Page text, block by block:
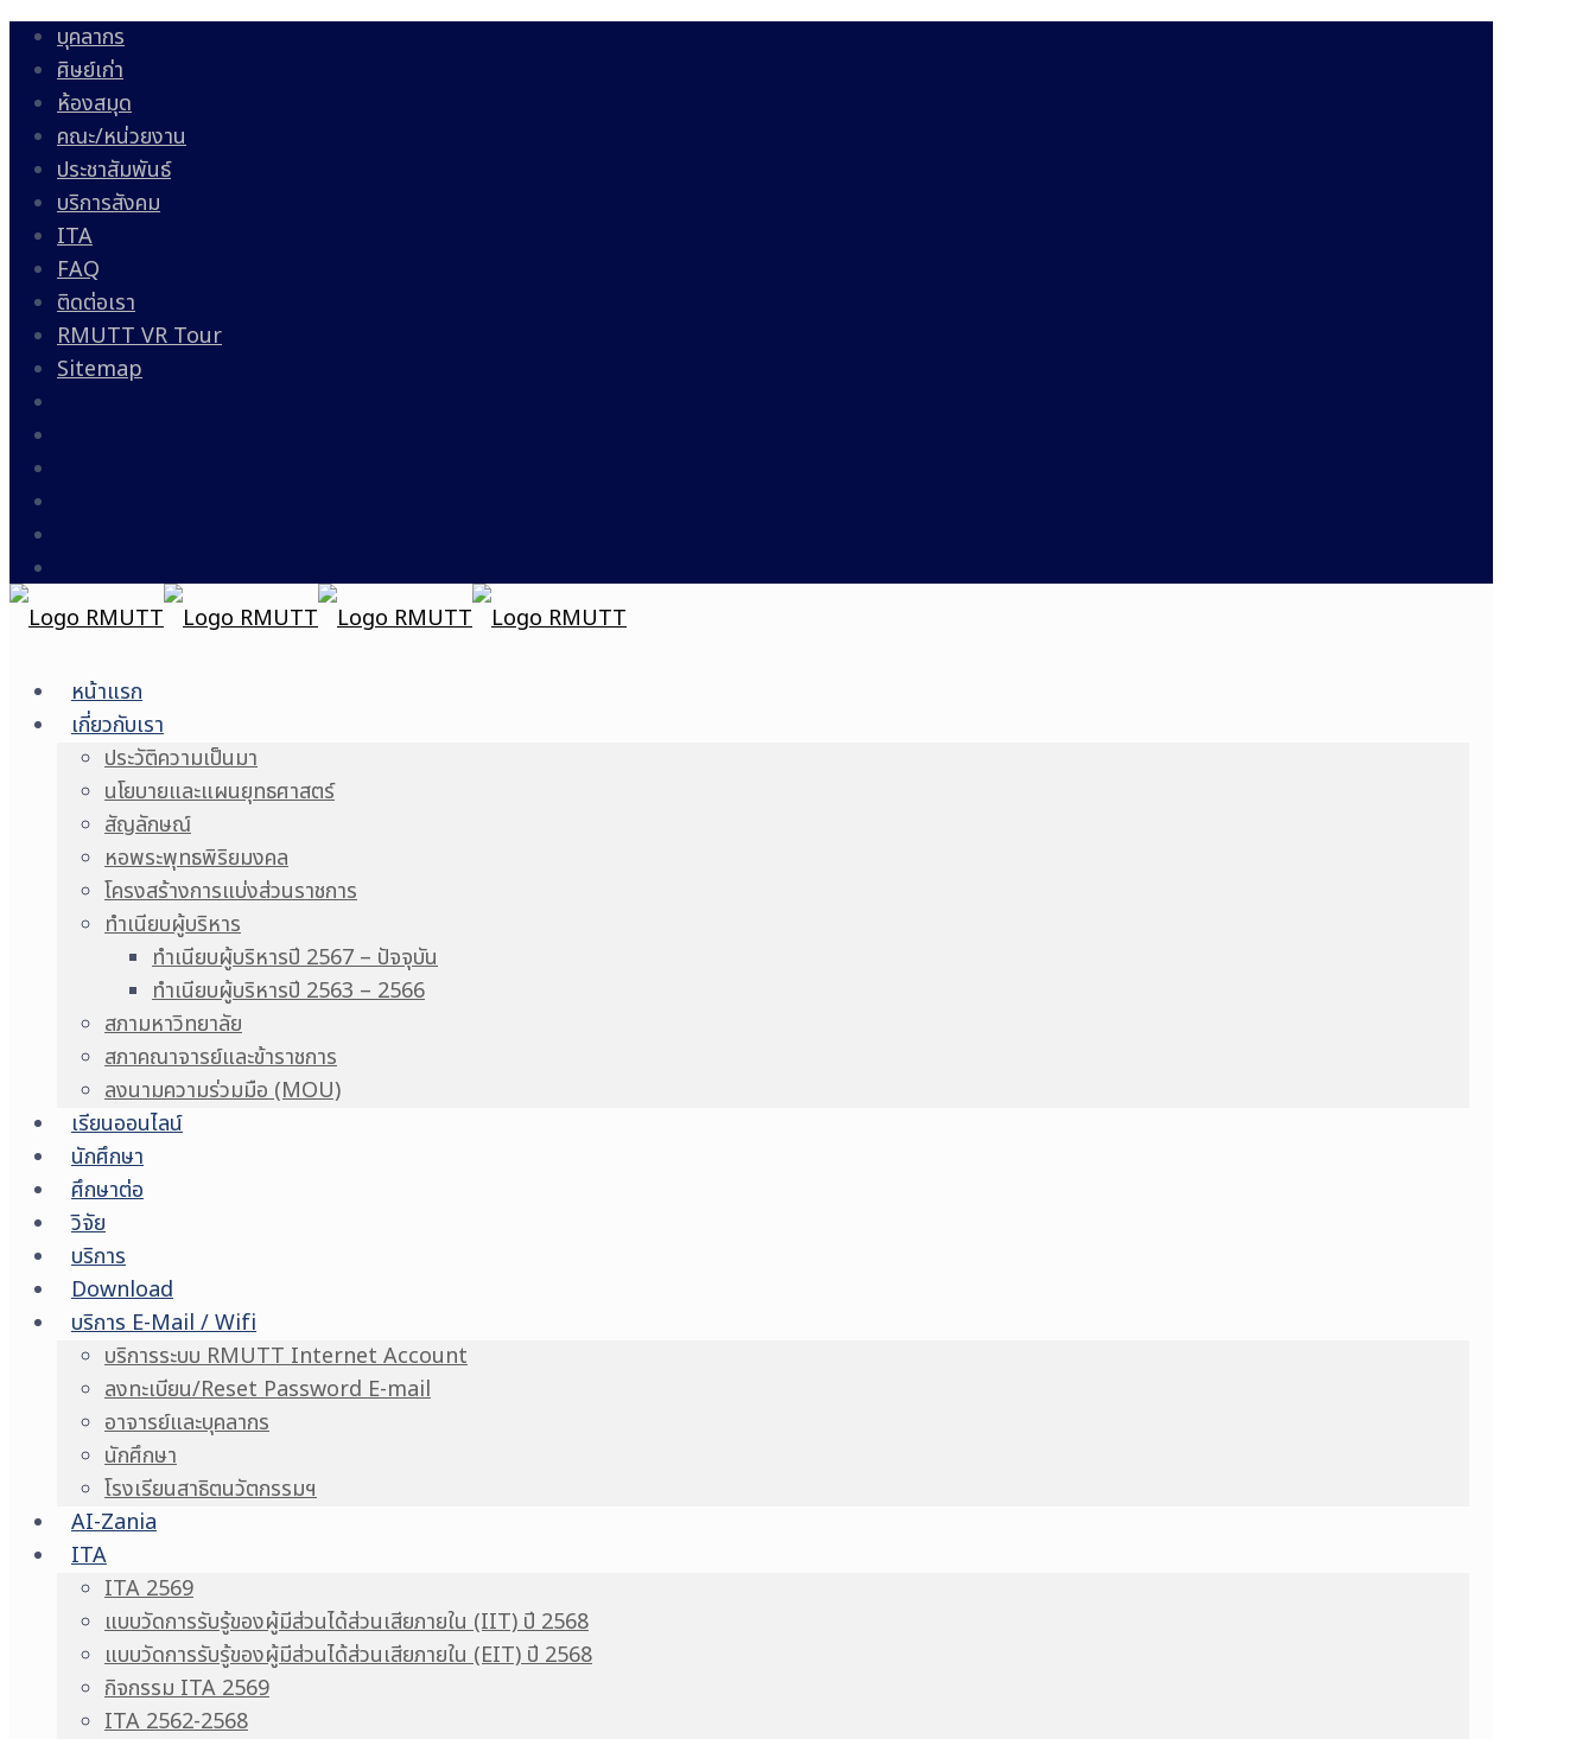
บุคลากร
ศิษย์เก่า
ห้องสมุด
คณะ/หน่วยงาน
ประชาสัมพันธ์
บริการสังคม
ITA
FAQ
ติดต่อเรา
RMUTT VR Tour
Sitemap
หน้าแรก
เกี่ยวกับเรา
ประวัติความเป็นมา
นโยบายและแผนยุทธศาสตร์
สัญลักษณ์
หอพระพุทธพิริยมงคล
โครงสร้างการแบ่งส่วนราชการ
ทำเนียบผู้บริหาร
ทำเนียบผู้บริหารปี 2567 – ปัจจุบัน
ทำเนียบผู้บริหารปี 2563 – 2566
สภามหาวิทยาลัย
สภาคณาจารย์และข้าราชการ
ลงนามความร่วมมือ (MOU)
เรียนออนไลน์
นักศึกษา
ศึกษาต่อ
วิจัย
บริการ
Download
บริการ E-Mail / Wifi
บริการระบบ RMUTT Internet Account
ลงทะเบียน/Reset Password E-mail
อาจารย์และบุคลากร
นักศึกษา
โรงเรียนสาธิตนวัตกรรมฯ
AI-Zania
ITA
ITA 2569
แบบวัดการรับรู้ของผู้มีส่วนได้ส่วนเสียภายใน (IIT) ปี 2568
แบบวัดการรับรู้ของผู้มีส่วนได้ส่วนเสียภายใน (EIT) ปี 2568
กิจกรรม ITA 2569
ITA 2562-2568